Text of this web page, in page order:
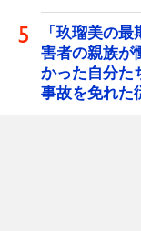
「玖瑠美の
害者の親族
かった自分
事故を免れた